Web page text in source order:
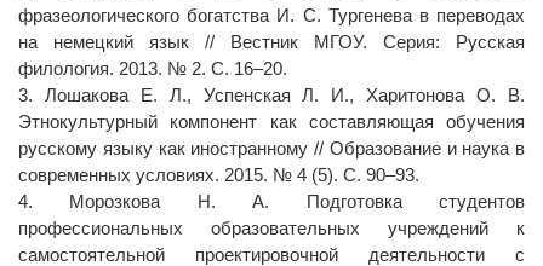
фразеологического богатства И. С. Тургенева в переводах
на немецкий язык // Вестник МГОУ. Серия: Русская
филология. 2013. № 2. С. 16–20.
3. Лошакова Е. Л., Успенская Л. И., Харитонова О. В.
Этнокультурный компонент как составляющая обучения
русскому языку как иностранному // Образование и наука в
современных условиях. 2015. № 4 (5). С. 90–93.
4. Морозкова Н. А. Подготовка студентов
профессиональных образовательных учреждений к
самостоятельной проектировочной деятельности с